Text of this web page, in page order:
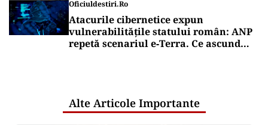
Oficiuldestiri.ro
Atacurile cibernetice expun
vulnerabilitățile statului român: ANP
repetă scenariul e‑Terra. Ce ascund
Alte Articole Importante